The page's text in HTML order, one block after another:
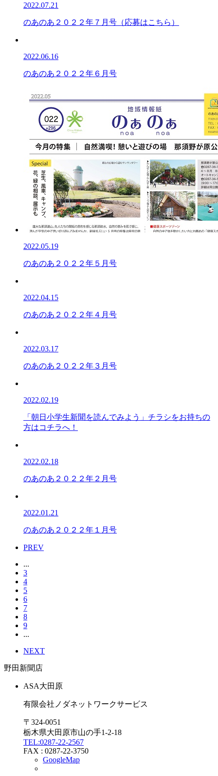
2022.07.21
のあのあ２０２２年７月号（応募はこちら）
2022.06.16
のあのあ２０２２年６月号
2022.05.19
のあのあ２０２２年５月号
2022.04.15
のあのあ２０２２年４月号
2022.03.17
のあのあ２０２２年３月号
2022.02.19
「朝日小学生新聞を読んでみよう」チラシをお持ちの
方はコチラへ！
2022.02.18
のあのあ２０２２年２月号
2022.01.21
のあのあ２０２２年１月号
PREV
...
3
4
5
6
7
8
9
...
NEXT
野田新聞店
ASA大田原
有限会社ノダネットワークサービス
〒324-0051
栃木県大田原市山の手1-2-18
TEL:0287-22-2567
FAX : 0287-22-3750
GoogleMap